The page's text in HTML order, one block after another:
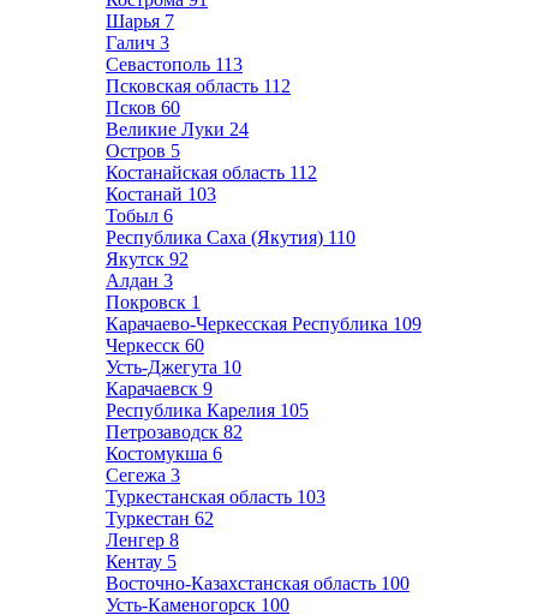
Шарья 7
Галич 3
Севастополь 113
Псковская область 112
Псков 60
Великие Луки 24
Остров 5
Костанайская область 112
Костанай 103
Тобыл 6
Республика Саха (Якутия) 110
Якутск 92
Алдан 3
Покровск 1
Карачаево-Черкесская Республика 109
Черкесск 60
Усть-Джегута 10
Карачаевск 9
Республика Карелия 105
Петрозаводск 82
Костомукша 6
Сегежа 3
Туркестанская область 103
Туркестан 62
Ленгер 8
Кентау 5
Восточно-Казахстанская область 100
Усть-Каменогорск 100